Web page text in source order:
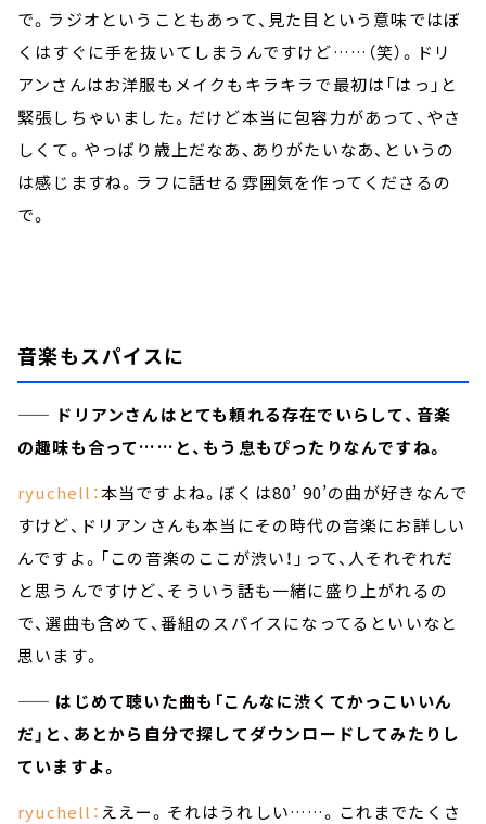
で。ラジオということもあって、見た目という意味ではぼ
くはすぐに手を抜いてしまうんですけど……（笑）。ドリ
アンさんはお洋服もメイクもキラキラで最初は「はっ」と
緊張しちゃいました。だけど本当に包容力があって、やさ
しくて。やっぱり歳上だなあ、ありがたいなあ、というの
は感じますね。ラフに話せる雰囲気を作ってくださるの
で。
音楽もスパイスに
—— ドリアンさんはとても頼れる存在でいらして、音楽
の趣味も合って……と、もう息もぴったりなんですね。
ryuchell：本当ですよね。ぼくは80’ 90’の曲が好きなんで
すけど、ドリアンさんも本当にその時代の音楽にお詳しい
んですよ。「この音楽のここが渋い！」って、人それぞれだ
と思うんですけど、そういう話も一緒に盛り上がれるの
で、選曲も含めて、番組のスパイスになってるといいなと
思います。
—— はじめて聴いた曲も「こんなに渋くてかっこいいん
だ」と、あとから自分で探してダウンロードしてみたりし
ていますよ。
ryuchell： ええー。それはうれしい……。これまでたくさ